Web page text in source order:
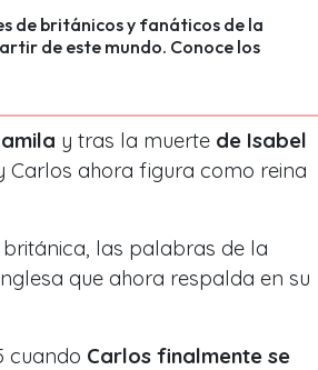
de británicos y fanáticos de la
de este mundo. Conoce los
y tras la muerte de Isabel
Carlos ahora figura como reina
británica, las palabras de la
que ahora respalda en su
cuando Carlos finalmente se